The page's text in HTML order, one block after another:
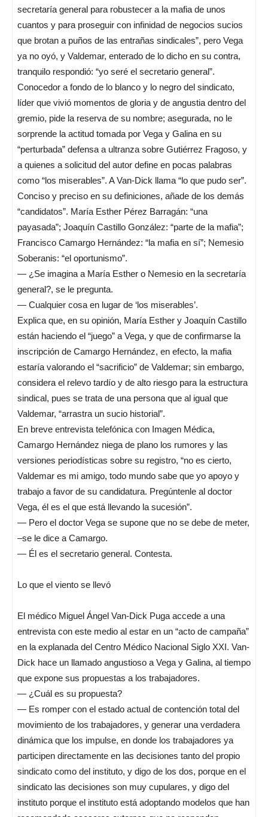
secretaría general para robustecer a la mafia de unos
cuantos y para proseguir con infinidad de negocios sucios
que brotan a puños de las entrañas sindicales”, pero Vega
ya no oyó, y Valdemar, enterado de lo dicho en su contra,
tranquilo respondió: “yo seré el secretario general”.
Conocedor a fondo de lo blanco y lo negro del sindicato,
líder que vivió momentos de gloria y de angustia dentro del
gremio, pide la reserva de su nombre; asegurada, no le
sorprende la actitud tomada por Vega y Galina en su
“perturbada” defensa a ultranza sobre Gutiérrez Fragoso, y
a quienes a solicitud del autor define en pocas palabras
como “los miserables”. A Van-Dick llama “lo que pudo ser”.
Conciso y preciso en su definiciones, añade de los demás
“candidatos”. María Esther Pérez Barragán: “una
payasada”; Joaquín Castillo González: “parte de la mafia”;
Francisco Camargo Hernández: “la mafia en sí”; Nemesio
Soberanis: “el oportunismo”.
— ¿Se imagina a María Esther o Nemesio en la secretaría
general?, se le pregunta.
— Cualquier cosa en lugar de ‘los miserables’.
Explica que, en su opinión, María Esther y Joaquín Castillo
están haciendo el “juego” a Vega, y que de confirmarse la
inscripción de Camargo Hernández, en efecto, la mafia
estaría valorando el “sacrificio” de Valdemar; sin embargo,
considera el relevo tardío y de alto riesgo para la estructura
sindical, pues se trata de una persona que al igual que
Valdemar, “arrastra un sucio historial”.
En breve entrevista telefónica con Imagen Médica,
Camargo Hernández niega de plano los rumores y las
versiones periodísticas sobre su registro, “no es cierto,
Valdemar es mi amigo, todo mundo sabe que yo apoyo y
trabajo a favor de su candidatura. Pregúntenle al doctor
Vega, él es el que está llevando la sucesión”.
— Pero el doctor Vega se supone que no se debe de meter,
–se le dice a Camargo.
— Él es el secretario general. Contesta.
Lo que el viento se llevó
El médico Miguel Ángel Van-Dick Puga accede a una
entrevista con este medio al estar en un “acto de campaña”
en la explanada del Centro Médico Nacional Siglo XXI. Van-
Dick hace un llamado angustioso a Vega y Galina, al tiempo
que expone sus propuestas a los trabajadores.
— ¿Cuál es su propuesta?
— Es romper con el estado actual de contención total del
movimiento de los trabajadores, y generar una verdadera
dinámica que los impulse, en donde los trabajadores ya
participen directamente en las decisiones tanto del propio
sindicato como del instituto, y digo de los dos, porque en el
sindicato las decisiones son muy cupulares, y digo del
instituto porque el instituto está adoptando modelos que han